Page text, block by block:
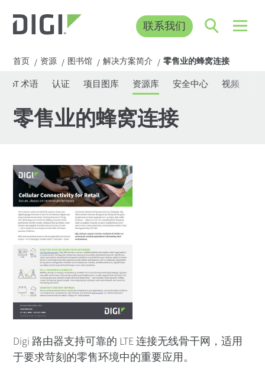
联系我们
首页 / 资源 / 图书馆 / 解决方案简介 / 零售业的蜂窝连接
IoT 术语 认证 项目图库 资源库 安全中心 视频
零售业的蜂窝连接
Digi 路由器支持可靠的 LTE 连接无线骨干网，适用
于要求苛刻的零售环境中的重要应用。